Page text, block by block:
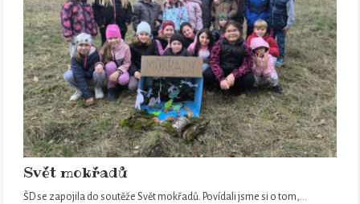
Svět mokřadů
ŠD se zapojila do soutěže Svět mokřadů. Povídali jsme si o tom,…